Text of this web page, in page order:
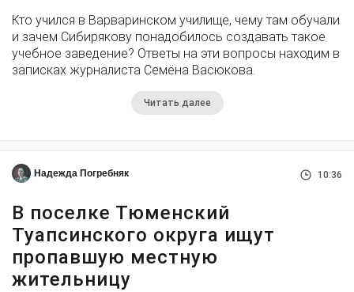
Кто учился в Варваринском училище, чему там обучали
и зачем Сибирякову понадобилось создавать такое
учебное заведение? Ответы на эти вопросы находим в
записках журналиста Семёна Васюкова.
Читать далее
Надежда Погребняк 10:36
В поселке Тюменский
Туапсинского округа ищут
пропавшую местную
жительницу